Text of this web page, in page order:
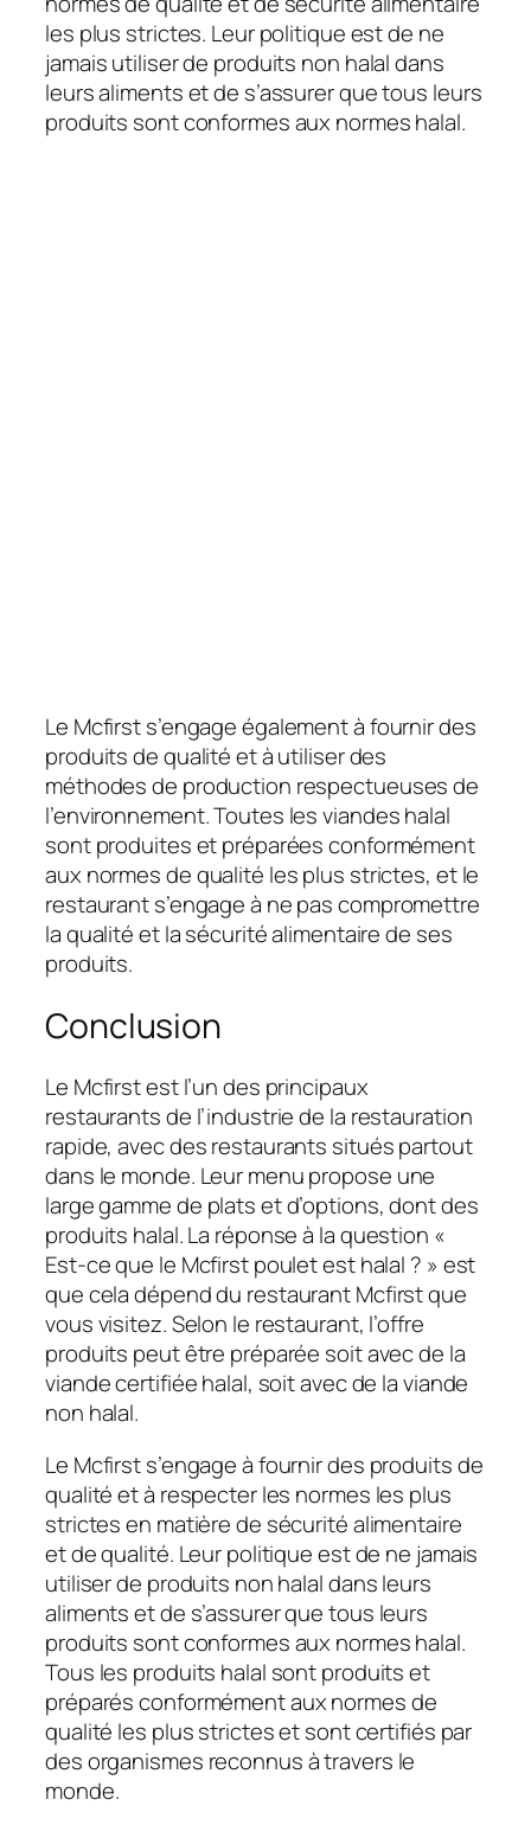
les plus strictes. Leur politique est de ne
jamais utiliser de produits non halal dans
leurs aliments et de s’assurer que tous leurs
produits sont conformes aux normes halal.
Le Mcfirst s’engage également à fournir des
produits de qualité et à utiliser des
méthodes de production respectueuses de
l’environnement. Toutes les viandes halal
sont produites et préparées conformément
aux normes de qualité les plus strictes, et le
restaurant s’engage à ne pas compromettre
la qualité et la sécurité alimentaire de ses
produits.
Conclusion
Le Mcfirst est l’un des principaux
restaurants de l’industrie de la restauration
rapide, avec des restaurants situés partout
dans le monde. Leur menu propose une
large gamme de plats et d’options, dont des
produits halal. La réponse à la question «
Est-ce que le Mcfirst poulet est halal ? » est
que cela dépend du restaurant Mcfirst que
vous visitez. Selon le restaurant, l’offre
produits peut être préparée soit avec de la
viande certifiée halal, soit avec de la viande
non halal.
Le Mcfirst s’engage à fournir des produits de
qualité et à respecter les normes les plus
strictes en matière de sécurité alimentaire
et de qualité. Leur politique est de ne jamais
utiliser de produits non halal dans leurs
aliments et de s’assurer que tous leurs
produits sont conformes aux normes halal.
Tous les produits halal sont produits et
préparés conformément aux normes de
qualité les plus strictes et sont certifiés par
des organismes reconnus à travers le
monde.